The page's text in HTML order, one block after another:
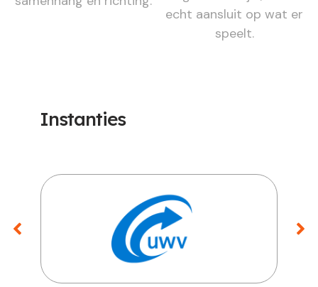
echt aansluit op wat er
speelt.
Instanties